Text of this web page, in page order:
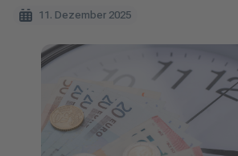
11. Dezember 2025